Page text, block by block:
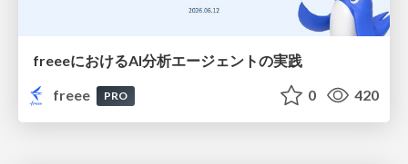
freeeにおけるAI分析エージェントの実践
freee
PRO 0 420